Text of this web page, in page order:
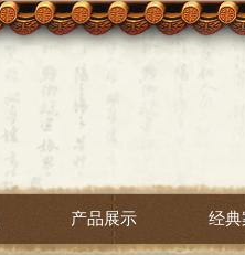
产品展示 经典